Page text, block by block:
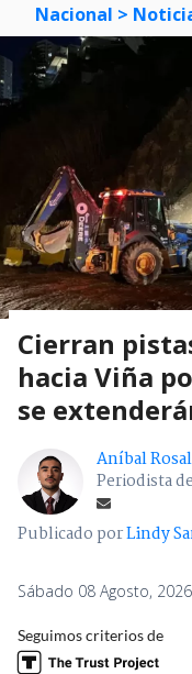
Nacional >
Cierran
hacia Viña
se
Aníbal
Periodista
Publicado porLindy
Sábado 08 Agosto,
Seguimos criterios de